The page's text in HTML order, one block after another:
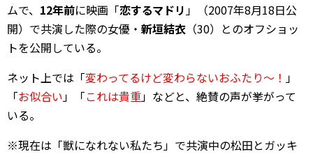
ムで、 12年前に映画「恋するマドリ」（2007年8月18日公
開）で共演した際の女優・ 新垣結衣 （30）とのオフショッ
トを公開している。
ネット上では「変わってるけど変わらないおふたり～！ 」
「お似合い」「これは貴重」などと、絶賛の声が挙がって
いる。
※現在は「獣になれない私たち」で共演中の松田とガッキ